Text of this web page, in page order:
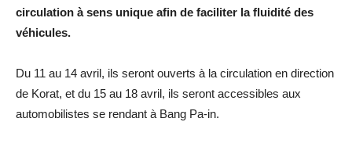
circulation à sens unique afin de faciliter la fluidité des
véhicules.
Du 11 au 14 avril, ils seront ouverts à la circulation en direction
de Korat, et du 15 au 18 avril, ils seront accessibles aux
automobilistes se rendant à Bang Pa-in.